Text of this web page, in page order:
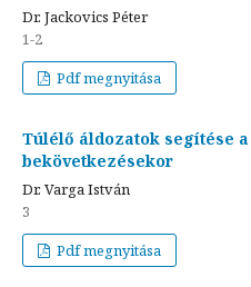
Dr. Jackovics Péter
1-2
Pdf megnyitása
Túlélő áldozatok segítése
bekövetkezésekor
Dr. Varga István
3
Pdf megnyitása